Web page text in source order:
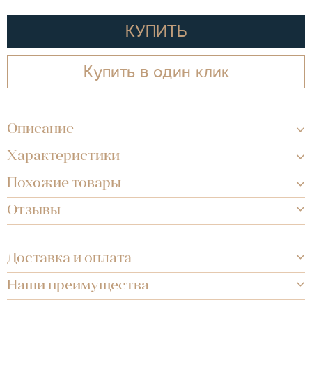
КУПИТЬ
Купить в один клик
Описание
Характеристики
Похожие товары
Отзывы
Доставка и оплата
Наши преимущества